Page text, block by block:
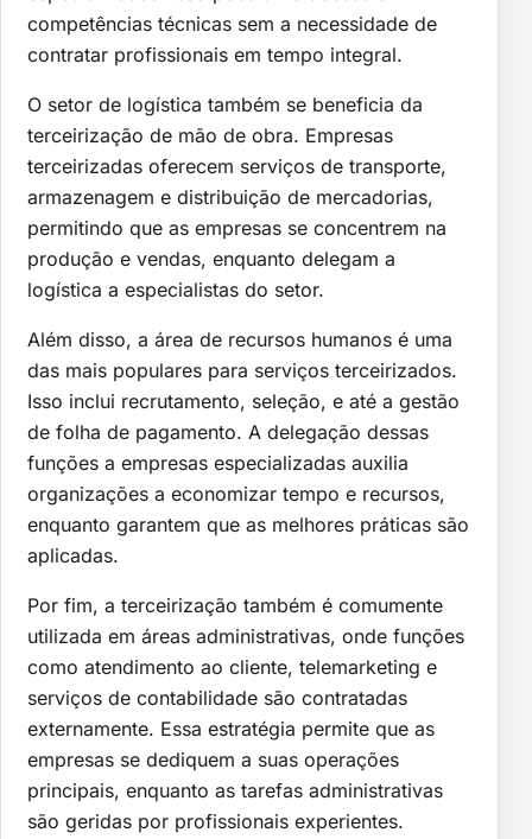
competências técnicas sem a necessidade de
contratar profissionais em tempo integral.
O setor de logística também se beneficia da
terceirização de mão de obra. Empresas
terceirizadas oferecem serviços de transporte,
armazenagem e distribuição de mercadorias,
permitindo que as empresas se concentrem na
produção e vendas, enquanto delegam a
logística a especialistas do setor.
Além disso, a área de recursos humanos é uma
das mais populares para serviços terceirizados.
Isso inclui recrutamento, seleção, e até a gestão
de folha de pagamento. A delegação dessas
funções a empresas especializadas auxilia
organizações a economizar tempo e recursos,
enquanto garantem que as melhores práticas são
aplicadas.
Por fim, a terceirização também é comumente
utilizada em áreas administrativas, onde funções
como atendimento ao cliente, telemarketing e
serviços de contabilidade são contratadas
externamente. Essa estratégia permite que as
empresas se dediquem a suas operações
principais, enquanto as tarefas administrativas
são geridas por profissionais experientes.